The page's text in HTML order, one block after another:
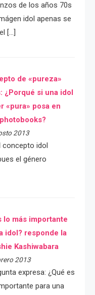
de los años 70s
idol apenas se
[…]
de «pureza»
¿Porqué si una idol
«pura» posa en
2013
concepto idol
el género
lo más importante
idol? responde la
Kashiwabara
2013
expresa: ¿Qué es
para una